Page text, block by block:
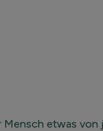
etwas von